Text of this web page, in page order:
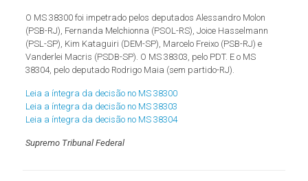
O MS 38300 foi impetrado pelos deputados Alessandro Molon
(PSB-RJ), Fernanda Melchionna (PSOL-RS), Joice Hasselmann
(PSL-SP), Kim Kataguiri (DEM-SP), Marcelo Freixo (PSB-RJ) e
Vanderlei Macris (PSDB-SP). O MS 38303, pelo PDT. E o MS
38304, pelo deputado Rodrigo Maia (sem partido-RJ).
Leia a íntegra da decisão no MS 38300
Leia a íntegra da decisão no MS 38303
Leia a íntegra da decisão no MS 38304
Supremo Tribunal Federal